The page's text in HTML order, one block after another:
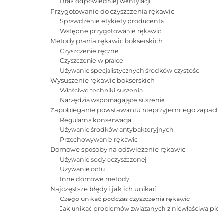
Przygotowanie do czyszczenia rękawic
Sprawdzenie etykiety producenta
Wstępne przygotowanie rękawic
Metody prania rękawic bokserskich
Czyszczenie ręczne
Czyszczenie w pralce
Używanie specjalistycznych środków czystości
Wysuszenie rękawic bokserskich
Właściwe techniki suszenia
Narzędzia wspomagające suszenie
Zapobieganie powstawaniu nieprzyjemnego
Regularna konserwacja
Używanie środków antybakteryjnych
Przechowywanie rękawic
Domowe sposoby na odświeżenie rękawic
Używanie sody oczyszczonej
Używanie octu
Inne domowe metody
Najczęstsze błędy i jak ich unikać
Czego unikać podczas czyszczenia rękawic
Jak unikać problemów związanych z niewłaściwą